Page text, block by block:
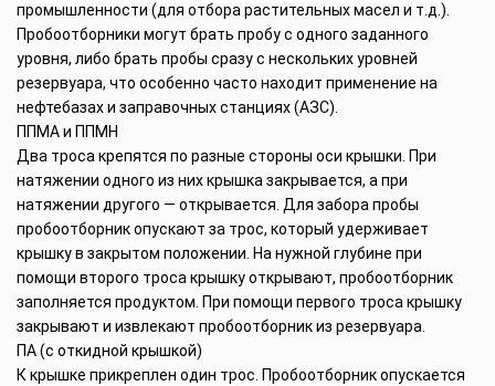
промышленности (для отбора растительных масел и т.д.).
Пробоотборники могут брать пробу с одного заданного
уровня, либо брать пробы сразу с нескольких уровней
резервуара, что особенно часто находит применение на
нефтебазах и заправочных станциях (АЗС).
ППМА и ППМН
Два троса крепятся по разные стороны оси крышки. При
натяжении одного из них крышка закрывается, а при
натяжении другого — открывается. Для забора пробы
пробоотборник опускают за трос, который удерживает
крышку в закрытом положении. На нужной глубине при
помощи второго троса крышку открывают, пробоотборник
заполняется продуктом. При помощи первого троса крышку
закрывают и извлекают пробоотборник из резервуара.
ПА (с откидной крышкой)
К крышке прикреплен один трос. Пробоотборник опускается